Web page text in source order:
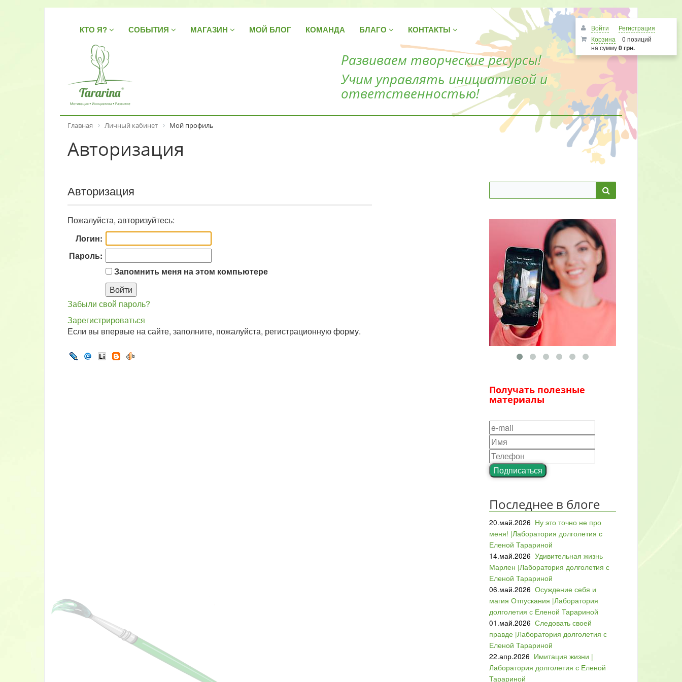
КТО Я? СОБЫТИЯ МАГАЗИН МОЙ БЛОГ КОМАНДА БЛАГО КОНТАКТЫ Войти
Регистрация
Корзина
0 позиций
на сумму0 грн.
Развиваем творческие ресурсы!
Учим управлять инициативой и
ответственностью!
Главная Личный кабинет Мой профиль
Авторизация
Авторизация
Пожалуйста, авторизуйтесь:
Логин:
Пароль:
Запомнить меня на этом компьютере
Забыли свой пароль?
Зарегистрироваться
Если вы впервые на сайте, заполните, пожалуйста, регистрационную форму.
Получать полезные
материалы
Подписаться
Последнее в блоге
20.май.2026 Ну это точно не про
меня! |Лаборатория долголетия с
Еленой Тарариной
14.май.2026 Удивительная жизнь
Марлен |Лаборатория долголетия с
Еленой Тарариной
06.май.2026 Осуждение себя и
магия Отпускания |Лаборатория
долголетия с Еленой Тарариной
01.май.2026 Следовать своей
правде |Лаборатория долголетия с
Еленой Тарариной
22.апр.2026 Имитация жизни |
Лаборатория долголетия с Еленой
Тарариной